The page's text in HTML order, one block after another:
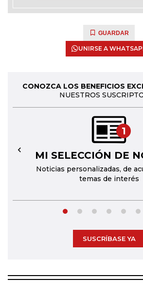
GUARDAR
UNIRSE A
CONOZCA LOS BENEFICIOS
NUESTROS
1
MI SELECCIÓN DE
Noticias personalizadas, de
temas de interés
←
SUSCRÍBASE YA